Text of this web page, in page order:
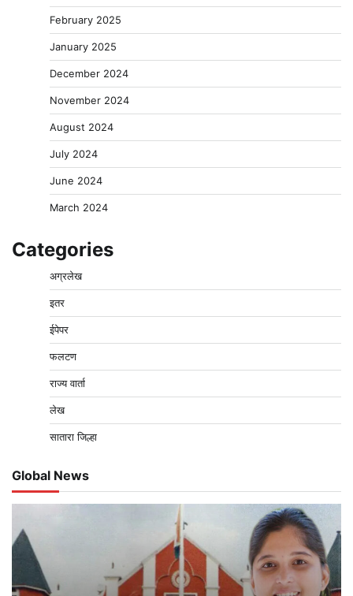
February 2025
January 2025
December 2024
November 2024
August 2024
July 2024
June 2024
March 2024
Categories
अग्रलेख
इतर
ईपेपर
फलटण
राज्य वार्ता
लेख
सातारा जिल्हा
Global News